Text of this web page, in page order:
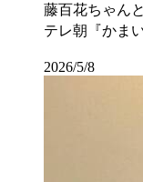
藤百花ちゃん
テレ朝『かま
2026/5/8